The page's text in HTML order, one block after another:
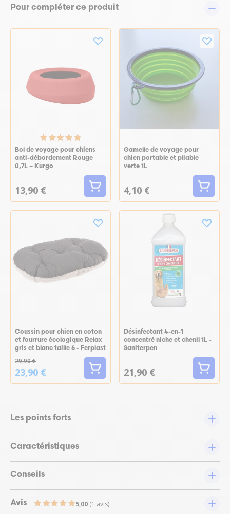
Pour compléter ce produit
Bol de voyage pour chiens
anti-débordement Rouge
0,7L – Kurgo
13,90 €
Gamelle de voyage pour
chien portable et pliable
verte 1L
4,10 €
Coussin pour chien en coton
et fourrure écologique Relax
gris et blanc taille 6 - Ferplast
29,90 €
23,90 €
Désinfectant 4-en-1
concentré niche et chenil 1L -
Saniterpen
21,90 €
Les points forts
Caractéristiques
Conseils
Avis 5,00 (1 avis)